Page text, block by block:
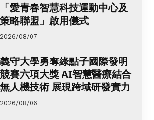
「愛青春智慧科技運動中心及
策略聯盟」啟用儀式
2026/08/07
義守大學勇奪綠點子國際發明
競賽六項大獎 AI智慧醫療結合
無人機技術 展現跨域研發實力
2026/08/06